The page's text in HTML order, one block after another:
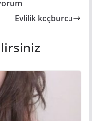
Evlilik koçburcu